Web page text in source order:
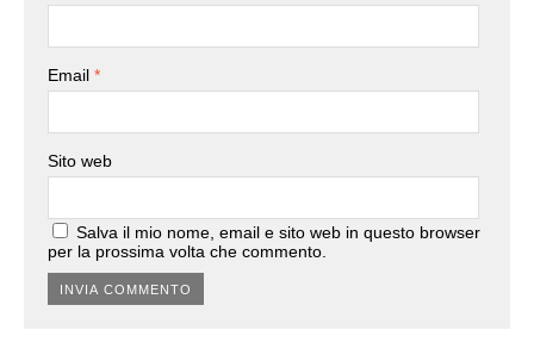
Email *
Sito web
Salva il mio nome, email e sito web in questo browser
per la prossima volta che commento.